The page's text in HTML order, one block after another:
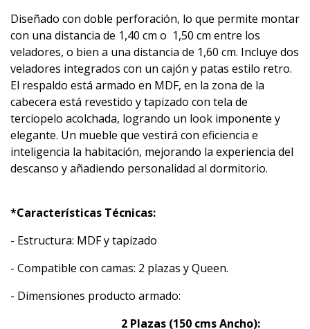
Diseñado con doble perforación, lo que permite montar
con una distancia de 1,40 cm o 1,50 cm entre los
veladores, o bien a una distancia de 1,60 cm. Incluye dos
veladores integrados con un cajón y patas estilo retro.
El respaldo está armado en MDF, en la zona de la
cabecera está revestido y tapizado con tela de
terciopelo acolchada, logrando un look imponente y
elegante. Un mueble que vestirá con eficiencia e
inteligencia la habitación, mejorando la experiencia del
descanso y añadiendo personalidad al dormitorio.
*Características Técnicas:
- Estructura: MDF y tapizado
- Compatible con camas: 2 plazas y Queen.
- Dimensiones producto armado:
2 Plazas (150 cms Ancho):